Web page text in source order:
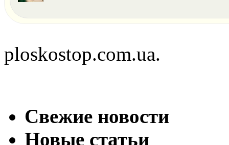
ploskostop.com.ua.
Свежие новости
Новые статьи